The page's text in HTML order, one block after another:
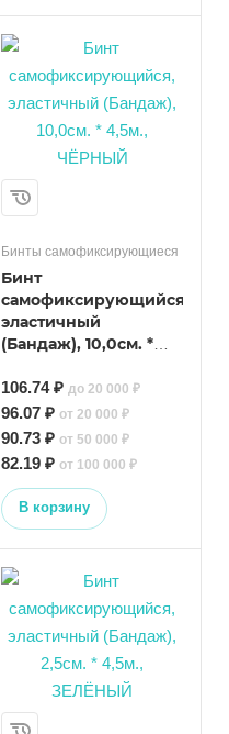
Бинты самофиксирующиеся
Бинт
самофиксирующийся,
эластичный
(Бандаж), 10,0см. *
106.74 ₽ до 20 000 ₽
96.07 ₽ от 20 000 ₽
90.73 ₽ от 50 000 ₽
82.19 ₽ от 100 000 ₽
В корзину